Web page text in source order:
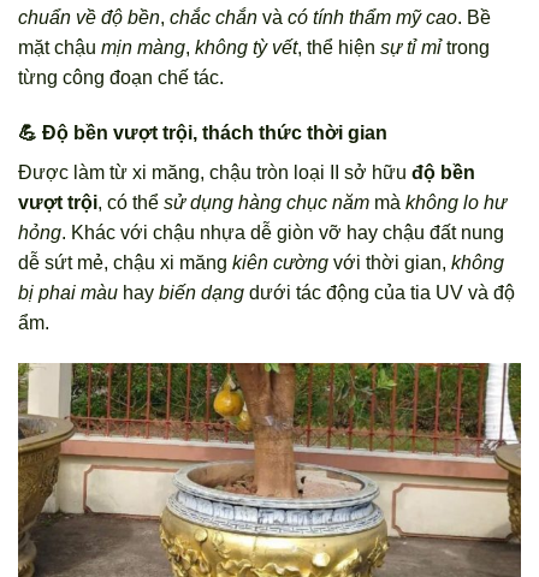
chuẩn về độ bền, chắc chắn và có tính thẩm mỹ cao. Bề
mặt chậu mịn màng, không tỳ vết, thể hiện sự tỉ mỉtrong
từng công đoạn chế tác.
💪 Độ bền vượt trội, thách thức thời gian
Được làm từ xi măng, chậu tròn loại II sở hữu độ bền
vượt trội, có thể sử dụng hàng chục năm mà không lo hư
hỏng. Khác với chậu nhựa dễ giòn vỡ hay chậu đất nung
dễ sứt mẻ, chậu xi măng kiên cường với thời gian, không
bị phai màu hay biến dạng dưới tác động của tia UV và độ
ẩm.